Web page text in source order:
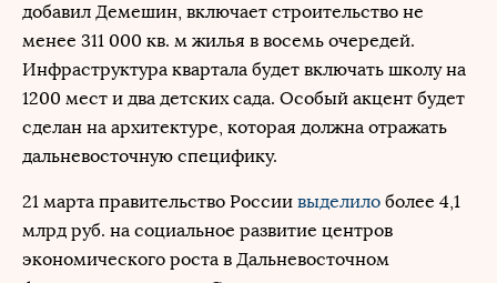
добавил Демешин, включает строительство не
менее 311 000 кв. м жилья в восемь очередей.
Инфраструктура квартала будет включать школу на
1200 мест и два детских сада. Особый акцент будет
сделан на архитектуре, которая должна отражать
дальневосточную специфику.
21 марта правительство России выделило более 4,1
млрд руб. на социальное развитие центров
экономического роста в Дальневосточном